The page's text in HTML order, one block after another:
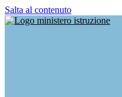
Salta al contenuto